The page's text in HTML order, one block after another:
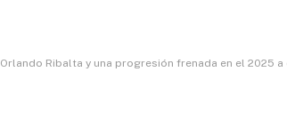
Orlando Ribalta y una progresión frenada en el 2025